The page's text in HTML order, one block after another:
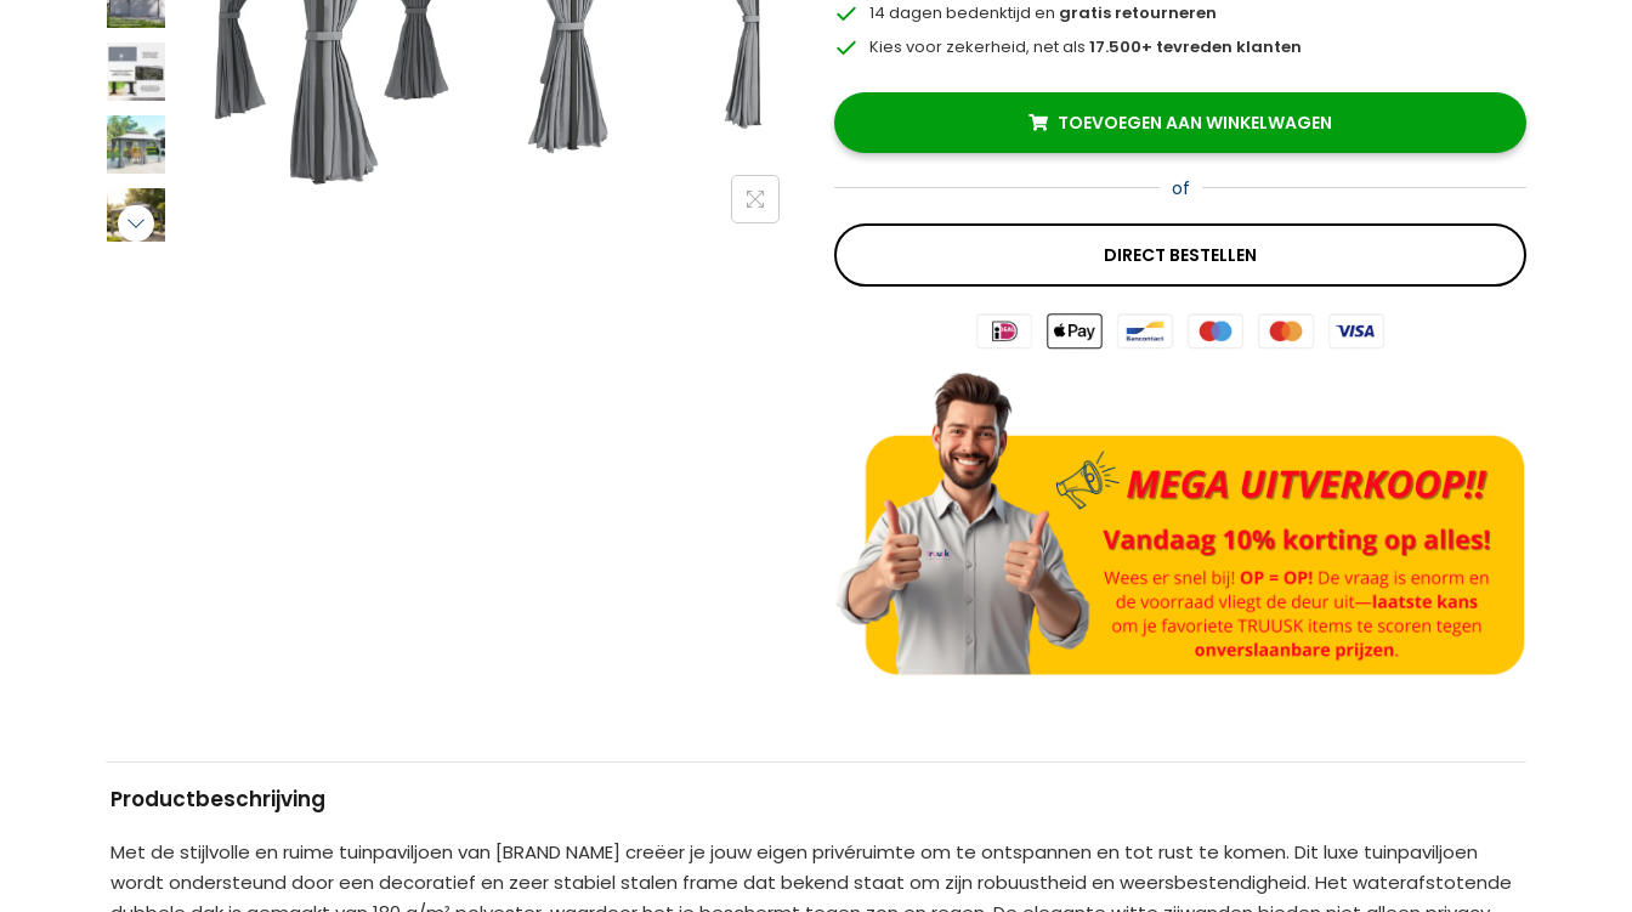
14 dagen bedenktijd en gratis retourneren
Kies voor zekerheid, net als17.500+ tevreden klanten
TOEVOEGEN AAN WINKELWAGEN
of
DIRECT BESTELLEN
r
n
Productbeschrijving
Met de stijlvolle en ruime tuinpaviljoen van [BRAND NAME] creëer je jouw eigen privéruimte om te ontspannen en tot rust te komen. Dit luxe tuinpaviljoen
wordt ondersteund door een decoratief en zeer stabiel stalen frame dat bekend staat om zijn robuustheid en weersbestendigheid. Het waterafstotende